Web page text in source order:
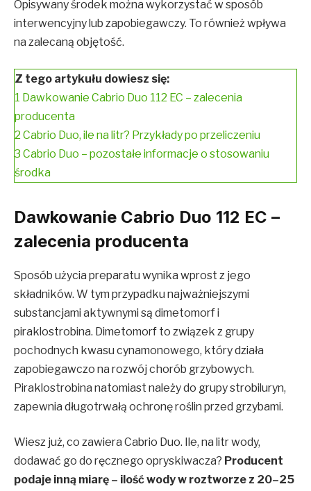
Opisywany środek można wykorzystać w sposób
interwencyjny lub zapobiegawczy. To również wpływa
na zalecaną objętość.
Z tego artykułu dowiesz się:
1 Dawkowanie Cabrio Duo 112 EC – zalecenia
producenta
2 Cabrio Duo, ile na litr? Przykłady po przeliczeniu
3 Cabrio Duo – pozostałe informacje o stosowaniu
środka
Dawkowanie Cabrio Duo 112 EC –
zalecenia producenta
Sposób użycia preparatu wynika wprost z jego
składników. W tym przypadku najważniejszymi
substancjami aktywnymi są dimetomorf i
piraklostrobina. Dimetomorf to związek z grupy
pochodnych kwasu cynamonowego, który działa
zapobiegawczo na rozwój chorób grzybowych.
Piraklostrobina natomiast należy do grupy strobiluryn,
zapewnia długotrwałą ochronę roślin przed grzybami.
Wiesz już, co zawiera Cabrio Duo. Ile, na litr wody,
dodawać go do ręcznego opryskiwacza? Producent
podaje inną miarę – ilość wody w roztworze z 20–25